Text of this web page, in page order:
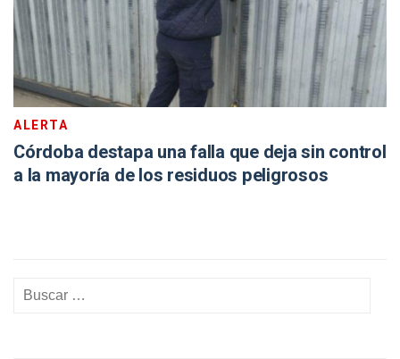
ALERTA
Córdoba destapa una falla que deja sin control
a la mayoría de los residuos peligrosos